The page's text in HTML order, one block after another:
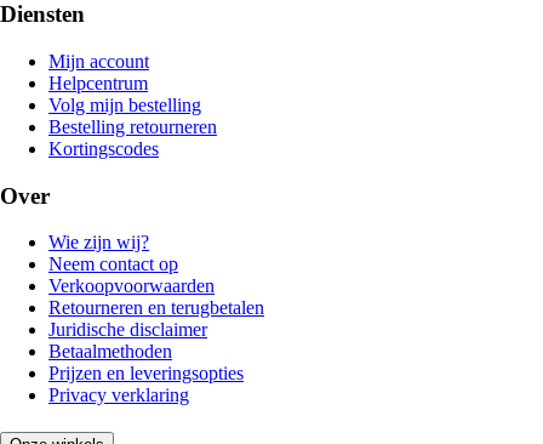
Diensten
Mijn account
Helpcentrum
Volg mijn bestelling
Bestelling retourneren
Kortingscodes
Over
Wie zijn wij?
Neem contact op
Verkoopvoorwaarden
Retourneren en terugbetalen
Juridische disclaimer
Betaalmethoden
Prijzen en leveringsopties
Privacy verklaring